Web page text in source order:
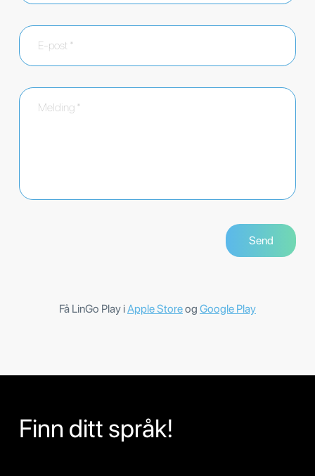
Få LinGo Play iApple Storeog Google Play
Finn ditt språk!